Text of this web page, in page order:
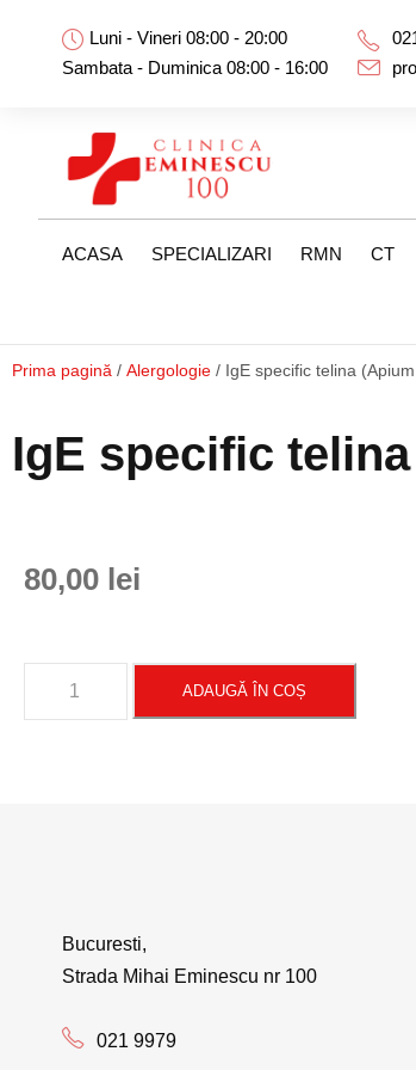
Luni - Vineri 08:00 - 20:00
Sambata - Duminica 08:00 - 16:00
ACASA SPECIALIZARI RMN CT
Prima pagină / Alergologie / IgE specific telina
IgE specific
80,00 lei
ADAUGĂ ÎN COȘ
Bucuresti,
Strada Mihai Eminescu nr 100
021 9979